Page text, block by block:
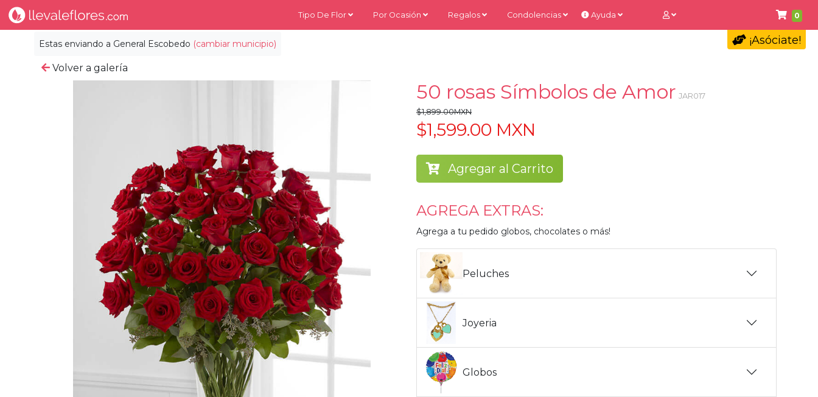
0
Estas enviando a General Escobedo (cambiar municipio)
Tipo De Flor Por Ocasión Regalos Condolencias Ayuda
¡Asóciate!
Volver a galería
50 rosas Símbolos de Amor JAR017
$1,899.00MXN
$1,599.00 MXN
Agregar al Carrito
AGREGA EXTRAS:
Agrega a tu pedido globos, chocolates o más!
Peluches
Joyeria
Globos